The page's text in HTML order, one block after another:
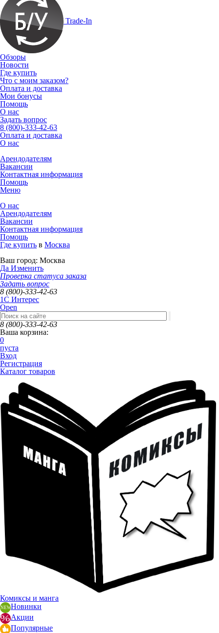
Trade-In
Обзоры
Новости
Где купить
Что с моим заказом?
Оплата и доставка
Мои бонусы
Помощь
О нас
Задать вопрос
8 (800)-333-42-63
Оплата и доставка
О нас
Арендодателям
Вакансии
Контактная информация
Помощь
Меню
О нас
Арендодателям
Вакансии
Контактная информация
Помощь
Где купить в Москва
Ваш город: Москва
Да Изменить
Проверка статуса заказа
Задать вопрос
8 (800)-333-42-63
1C Интерес
Open
8 (800)-333-42-63
Ваша корзина:
0
пуста
Вход
Регистрация
Каталог товаров
Комиксы и манга
Новинки
Акции
Популярные